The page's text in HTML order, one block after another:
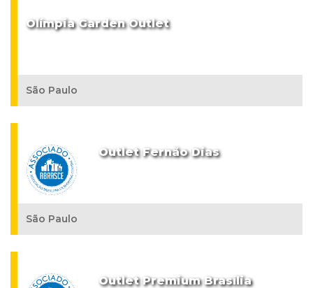
Olímpia Garden Outlet
São Paulo
Outlet Fernão Dias
São Paulo
Outlet Premium Brasília